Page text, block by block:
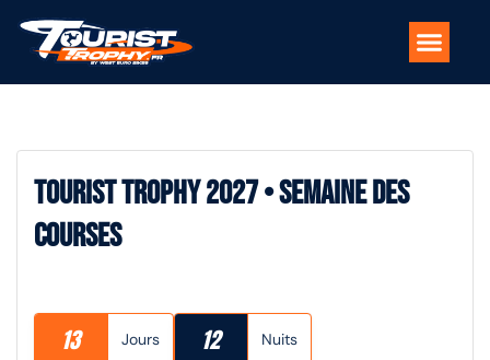
Tourist Trophy 2027 • Semaine des
Courses
13 Jours 12 Nuits